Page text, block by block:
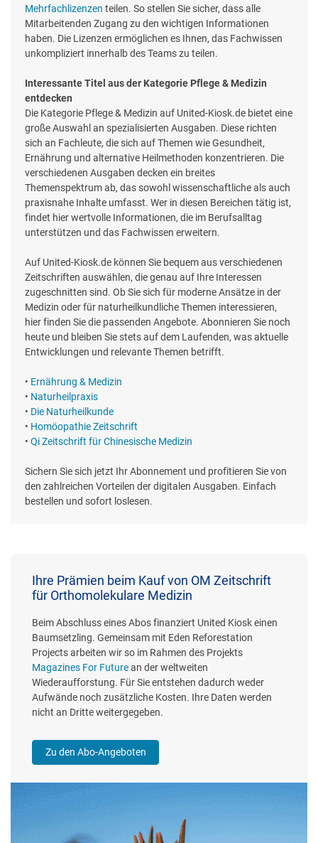
Mehrfachlizenzen teilen. So stellen Sie sicher, dass alle
Mitarbeitenden Zugang zu den wichtigen Informationen
haben. Die Lizenzen ermöglichen es Ihnen, das Fachwissen
unkompliziert innerhalb des Teams zu teilen.
Interessante Titel aus der Kategorie Pflege & Medizin
entdecken
Die Kategorie Pflege & Medizin auf United-Kiosk.de bietet eine
große Auswahl an spezialisierten Ausgaben. Diese richten
sich an Fachleute, die sich auf Themen wie Gesundheit,
Ernährung und alternative Heilmethoden konzentrieren. Die
verschiedenen Ausgaben decken ein breites
Themenspektrum ab, das sowohl wissenschaftliche als auch
praxisnahe Inhalte umfasst. Wer in diesen Bereichen tätig ist,
findet hier wertvolle Informationen, die im Berufsalltag
unterstützen und das Fachwissen erweitern.
Auf United-Kiosk.de können Sie bequem aus verschiedenen
Zeitschriften auswählen, die genau auf Ihre Interessen
zugeschnitten sind. Ob Sie sich für moderne Ansätze in der
Medizin oder für naturheilkundliche Themen interessieren,
hier finden Sie die passenden Angebote. Abonnieren Sie noch
heute und bleiben Sie stets auf dem Laufenden, was aktuelle
Entwicklungen und relevante Themen betrifft.
• Ernährung & Medizin
• Naturheilpraxis
• Die Naturheilkunde
• Homöopathie Zeitschrift
• Qi Zeitschrift für Chinesische Medizin
Sichern Sie sich jetzt Ihr Abonnement und profitieren Sie von
den zahlreichen Vorteilen der digitalen Ausgaben. Einfach
bestellen und sofort loslesen.
Ihre Prämien beim Kauf von OM Zeitschrift
für Orthomolekulare Medizin
Beim Abschluss eines Abos finanziert United Kiosk einen
Baumsetzling. Gemeinsam mit Eden Reforestation
Projects arbeiten wir so im Rahmen des Projekts
Magazines For Futurean der weltweiten
Wiederaufforstung. Für Sie entstehen dadurch weder
Aufwände noch zusätzliche Kosten. Ihre Daten werden
nicht an Dritte weitergegeben.
Zu den Abo-Angeboten